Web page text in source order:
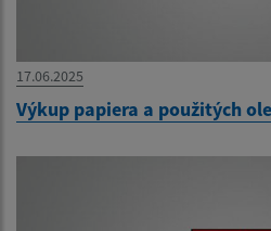
17.06.2025
Výkup papiera a použitých